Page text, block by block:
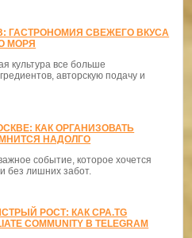
ГАСТРОНОМИЯ СВЕЖЕГО ВКУСА
МОРЯ
культура все больше
авторскую подачу и
КАК ОРГАНИЗОВАТЬ
НАДОЛГО
событие, которое хочется
без лишних забот.
РОСТ: КАК CPA.TG
COMMUNITY В TELEGRAM